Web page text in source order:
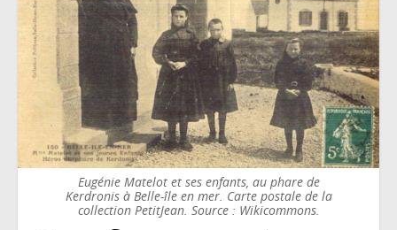
Eugénie Matelot et ses enfants, au phare de
Kerdronis à Belle-île en mer. Carte postale de la
collection PetitJean. Source : Wikicommons.